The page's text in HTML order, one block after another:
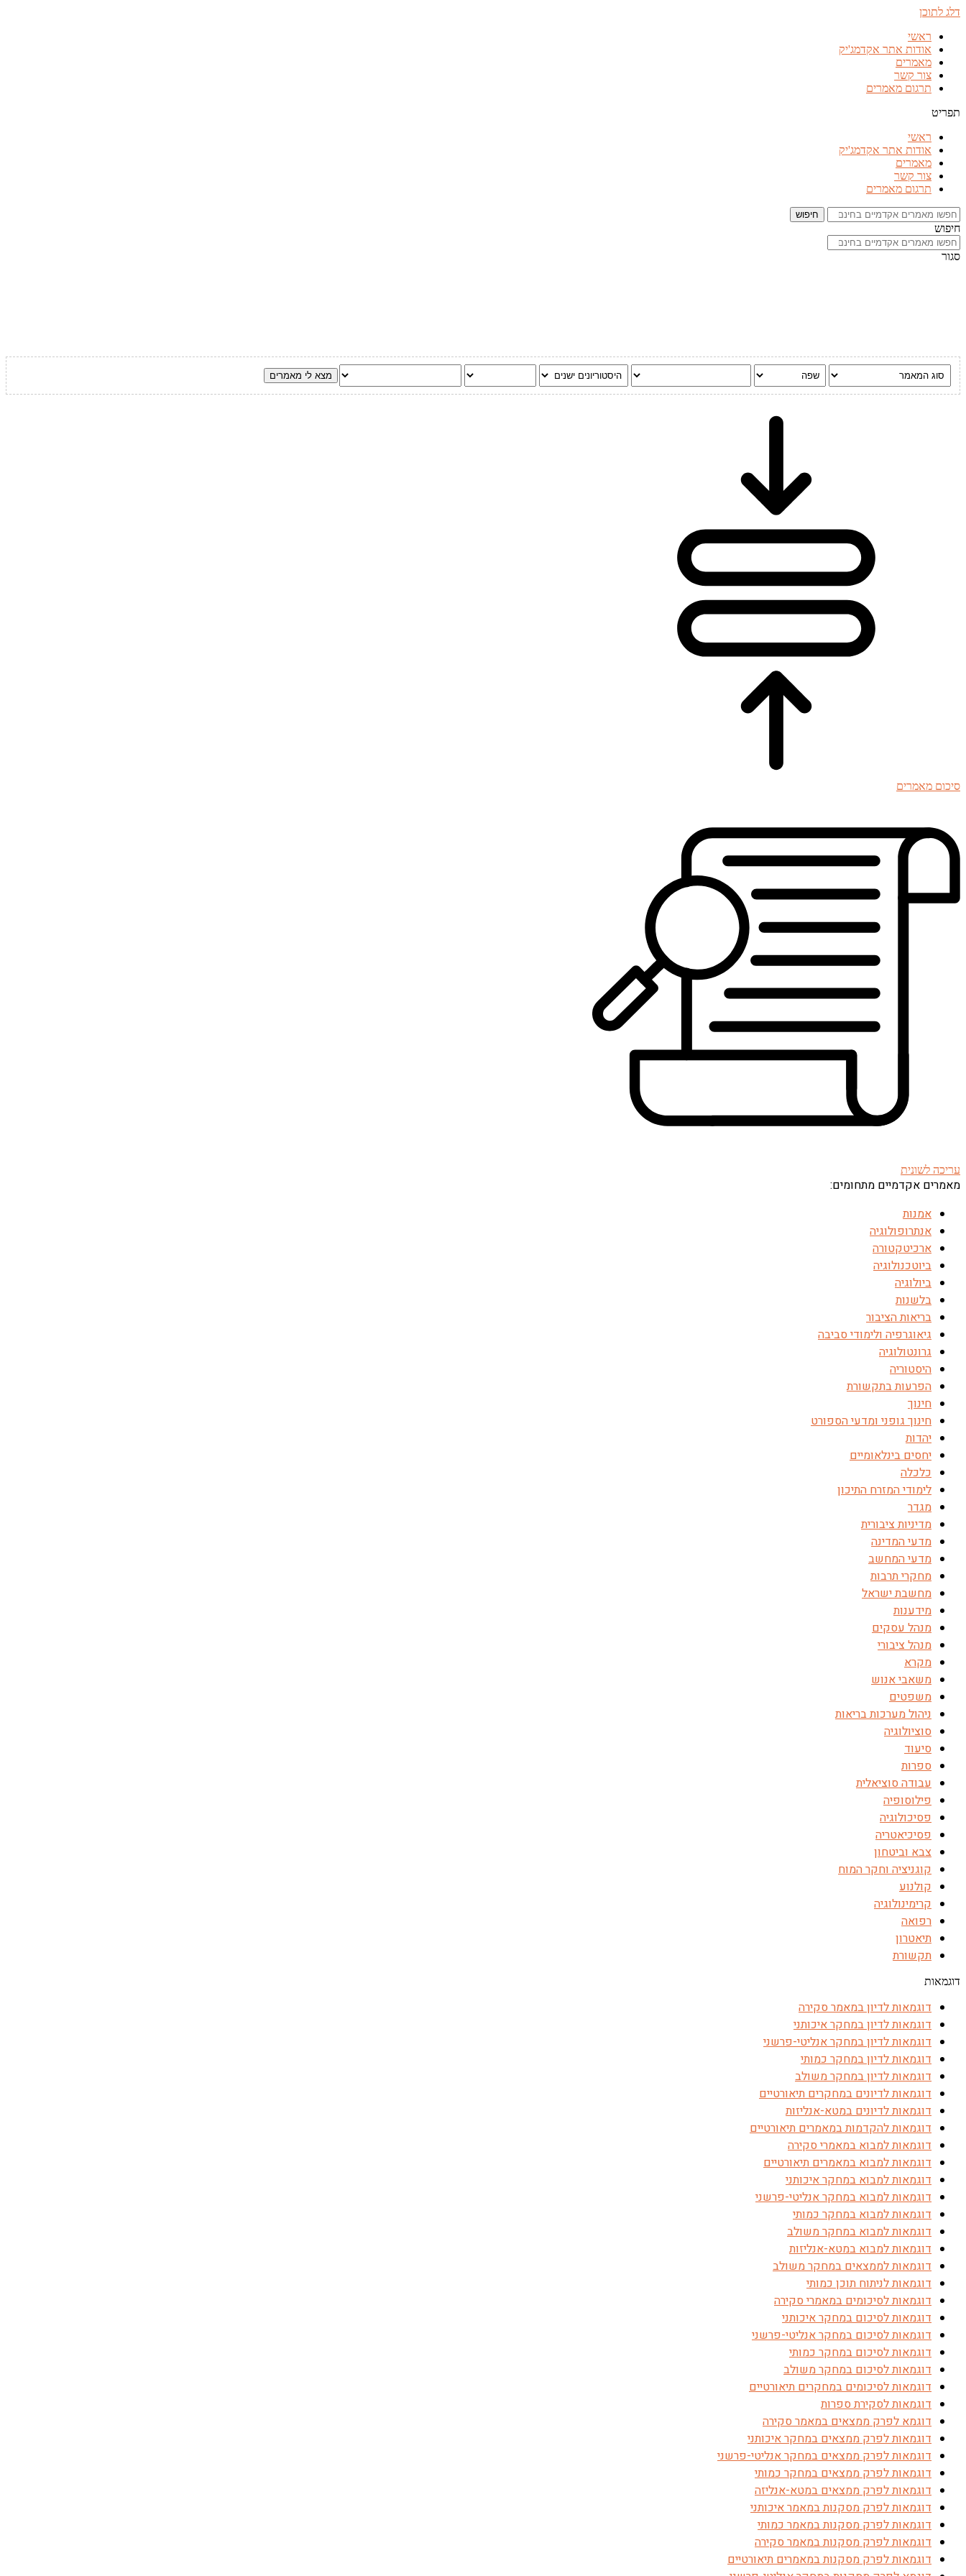
דלג לתוכן
ראשי
אודות אתר אקדמג'יק
מאמרים
צור קשר
תרגום מאמרים
תפריט
ראשי
אודות אתר אקדמג'יק
מאמרים
צור קשר
תרגום מאמרים
חיפוש
חיפוש
סגור
סיכום מאמרים
עריכה לשונית
מאמרים אקדמיים מתחומים:
אמנות
אנתרופולוגיה
ארכיטקטורה
ביוטכנולוגיה
ביולוגיה
בלשנות
בריאות הציבור
גיאוגרפיה ולימודי סביבה
גרונטולוגיה
היסטוריה
הפרעות בתקשורת
חינוך
חינוך גופני ומדעי הספורט
יהדות
יחסים בינלאומיים
כלכלה
לימודי המזרח התיכון
מגדר
מדיניות ציבורית
מדעי המדינה
מדעי המחשב
מחקרי תרבות
מחשבת ישראל
מידענות
מנהל עסקים
מנהל ציבורי
מקרא
משאבי אנוש
משפטים
ניהול מערכות בריאות
סוציולוגיה
סיעוד
ספרות
עבודה סוציאלית
פילוסופיה
פסיכולוגיה
פסיכיאטריה
צבא וביטחון
קוגניציה וחקר המוח
קולנוע
קרימינולוגיה
רפואה
תיאטרון
תקשורת
דוגמאות
דוגמאות לדיון במאמר סקירה
דוגמאות לדיון במחקר איכותני
דוגמאות לדיון במחקר אנליטי-פרשני
דוגמאות לדיון במחקר כמותי
דוגמאות לדיון במחקר משולב
דוגמאות לדיונים במחקרים תיאורטיים
דוגמאות לדיונים במטא-אנליזות
דוגמאות להקדמות במאמרים תיאורטיים
דוגמאות למבוא במאמרי סקירה
דוגמאות למבוא במאמרים תיאורטיים
דוגמאות למבוא במחקר איכותני
דוגמאות למבוא במחקר אנליטי-פרשני
דוגמאות למבוא במחקר כמותי
דוגמאות למבוא במחקר משולב
דוגמאות למבוא במטא-אנליזות
דוגמאות לממצאים במחקר משולב
דוגמאות לניתוח תוכן כמותי
דוגמאות לסיכומים במאמרי סקירה
דוגמאות לסיכום במחקר איכותני
דוגמאות לסיכום במחקר אנליטי-פרשני
דוגמאות לסיכום במחקר כמותי
דוגמאות לסיכום במחקר משולב
דוגמאות לסיכומים במחקרים תיאורטיים
דוגמאות לסקירת ספרות
דוגמא לפרק ממצאים במאמר סקירה
דוגמאות לפרק ממצאים במחקר איכותני
דוגמאות לפרק ממצאים במחקר אנליטי-פרשני
דוגמאות לפרק ממצאים במחקר כמותי
דוגמאות לפרק ממצאים במטא-אנליזה
דוגמאות לפרק מסקנות במאמר איכותני
דוגמאות לפרק מסקנות במאמר כמותי
דוגמאות לפרק מסקנות במאמר סקירה
דוגמאות לפרק מסקנות במאמרים תיאורטיים